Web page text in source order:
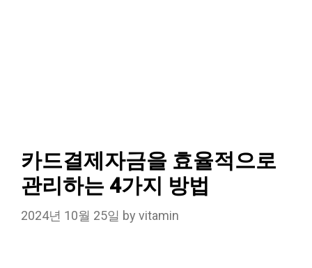
카드결제자금을 효율적으로
관리하는 4가지 방법
2024년 10월 25일 by vitamin